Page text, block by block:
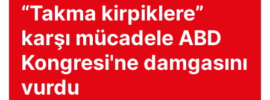
“Takma kirpiklere”
karşı mücadele ABD
Kongresi'ne damgasını
vurdu